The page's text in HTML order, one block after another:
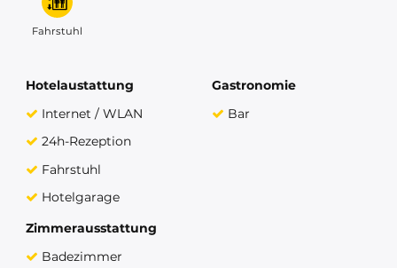
Fahrstuhl
Hotelaustattung
Internet / WLAN
24h-Rezeption
Fahrstuhl
Hotelgarage
Gastronomie
Bar
Zimmerausstattung
Badezimmer